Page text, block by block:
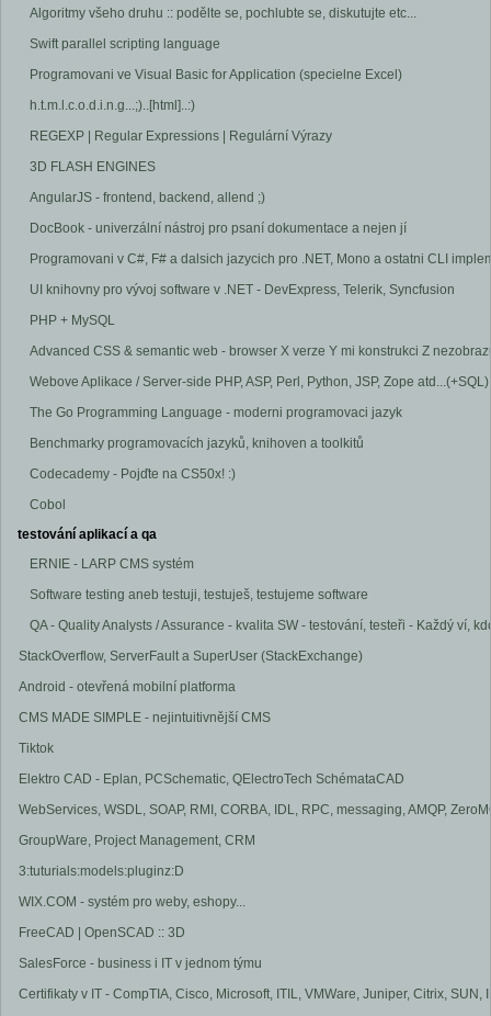
Algoritmy všeho druhu :: podělte se, pochlubte se, diskutujte etc...
Swift parallel scripting language
Programovani ve Visual Basic for Application (specielne Excel)
h.t.m.l.c.o.d.i.n.g...;)..[html]..:)
REGEXP | Regular Expressions | Regulární Výrazy
3D FLASH ENGINES
AngularJS - frontend, backend, allend ;)
DocBook - univerzální nástroj pro psaní dokumentace a nejen jí
Programovani v C#, F# a dalsich jazycich pro .NET, Mono a ostatni CLI
UI knihovny pro vývoj software v .NET - DevExpress, Telerik, Syncfusion
PHP + MySQL
Advanced CSS & semantic web - browser X verze Y mi konstrukci Z
Webove Aplikace / Server-side PHP, ASP, Perl, Python, JSP, Zope atd...(+SQL)
The Go Programming Language - moderni programovaci jazyk
Benchmarky programovacích jazyků, knihoven a toolkitů
Codecademy - Pojďte na CS50x! :)
Cobol
testování aplikací a qa
ERNIE - LARP CMS systém
Software testing aneb testuji, testuješ, testujeme software
QA - Quality Analysts / Assurance - kvalita SW - testování, testeři - Každý ví,
StackOverflow, ServerFault a SuperUser (StackExchange)
Android - otevřená mobilní platforma
CMS MADE SIMPLE - nejintuitivnější CMS
Tiktok
Elektro CAD - Eplan, PCSchematic, QElectroTech SchémataCAD
WebServices, WSDL, SOAP, RMI, CORBA, IDL, RPC, messaging, AMQP,
GroupWare, Project Management, CRM
3:tuturials:models:pluginz:D
WIX.COM - systém pro weby, eshopy...
FreeCAD | OpenSCAD :: 3D
SalesForce - business i IT v jednom týmu
Certifikaty v IT - CompTIA, Cisco, Microsoft, ITIL, VMWare, Juniper, Citrix, SUN,